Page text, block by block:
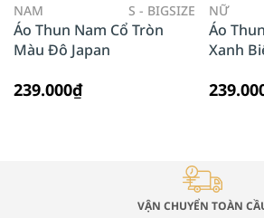
NAM S - BIGSIZE
Áo Thun Nam Cổ Tròn
Màu Đô Japan
239.000₫
NỮ
Áo
Xanh
VẬN CHUYỂN TOÀN